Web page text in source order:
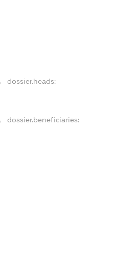
dossier.heads:
dossier.beneficiaries: